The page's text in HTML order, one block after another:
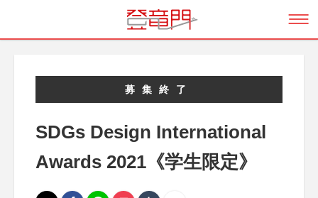
募集終了
SDGs Design International
Awards 2021《学生限定》